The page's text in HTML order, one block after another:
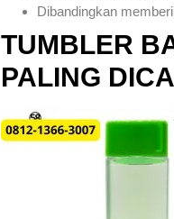
Dibandingkan
TUMBLER
PALING